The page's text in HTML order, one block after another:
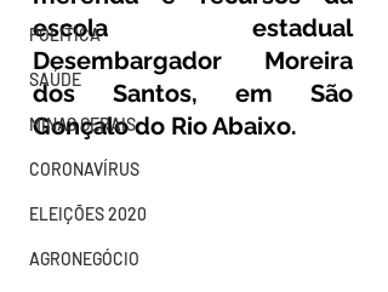
POLÍTICA
SAÚDE
MINAS GERAIS
CORONAVÍRUS
ELEIÇÕES 2020
AGRONEGÓCIO
escola estadual
Desembargador Moreira
dos Santos, em São
Gonçalo do Rio Abaixo.